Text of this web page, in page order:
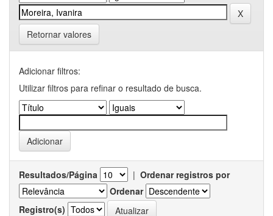
Retornar valores
Adicionar filtros:
Utilizar filtros para refinar o resultado de busca.
Resultados/Página | Ordenar registros por
Ordenar
Registro(s)